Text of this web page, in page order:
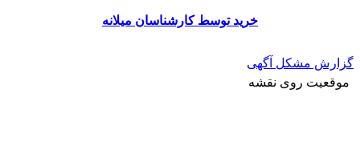
خرید توسط کارشناسان میلانه
گزارش مشکل آگهی
موقعیت روی نقشه